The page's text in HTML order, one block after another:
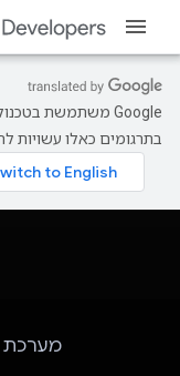
בתרגומים כאלו עשויות
מערכת CRM אישית מבוססת-AI